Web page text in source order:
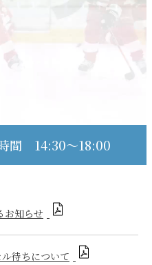
間 14:30～18:00
お知らせ
待ちについて